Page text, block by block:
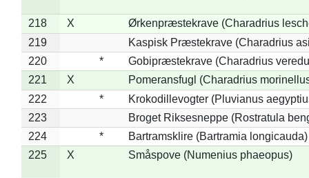
218 X
Ørkenpræstekrave (Charadrius
219
Kaspisk Præstekrave (Charadrius
220
*
Gobipræstekrave (Charadrius
221
X
Pomeransfugl (Charadrius
222
*
Krokodillevogter (Pluvianus
223
Broget Riksesneppe (Rostratula
224
*
Bartramsklire (Bartramia longicauda)
225
X Småspove (Numenius phaeopus)